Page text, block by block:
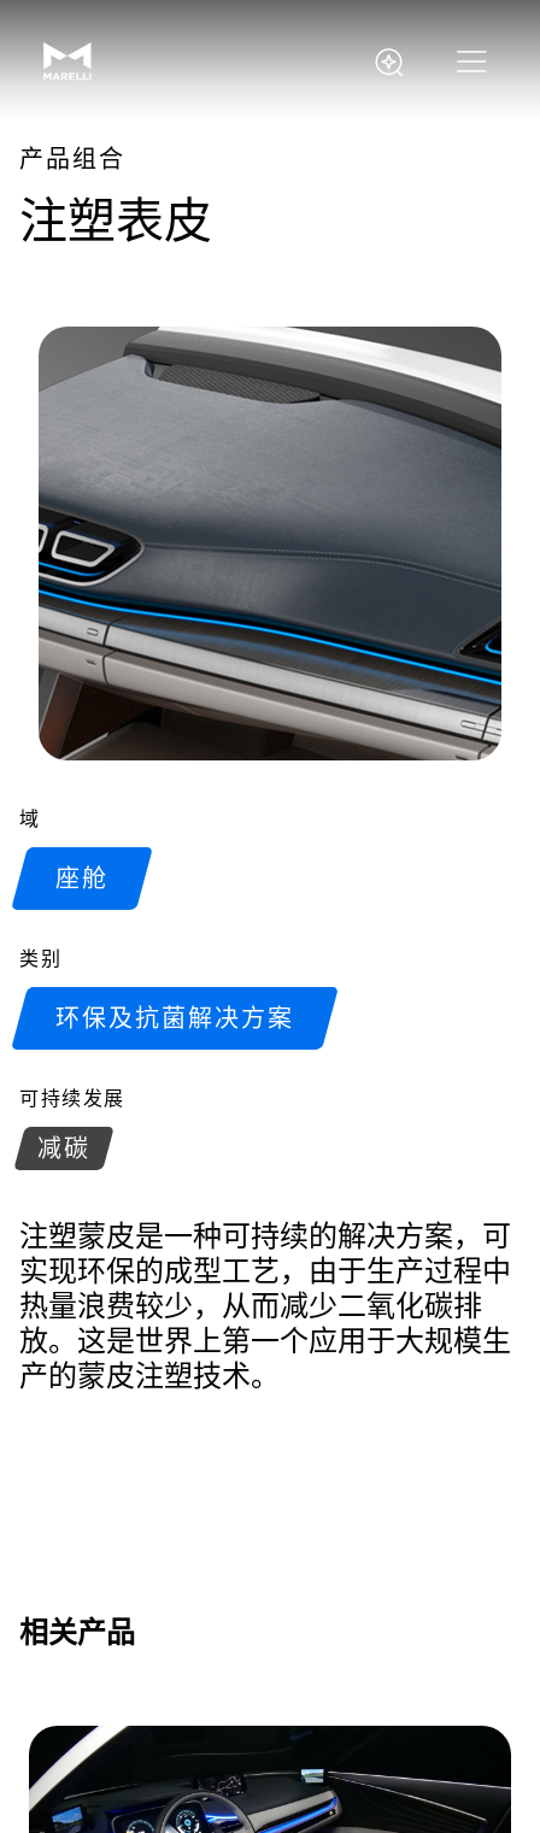
产品组合
注塑表皮
域
座舱
类别
环保及抗菌解决方案
可持续发展
减碳
注塑蒙皮是一种可持续的解决方案，可
实现环保的成型工艺，由于生产过程中
热量浪费较少，从而减少二氧化碳排
放。这是世界上第一个应用于大规模生
产的蒙皮注塑技术。
相关产品